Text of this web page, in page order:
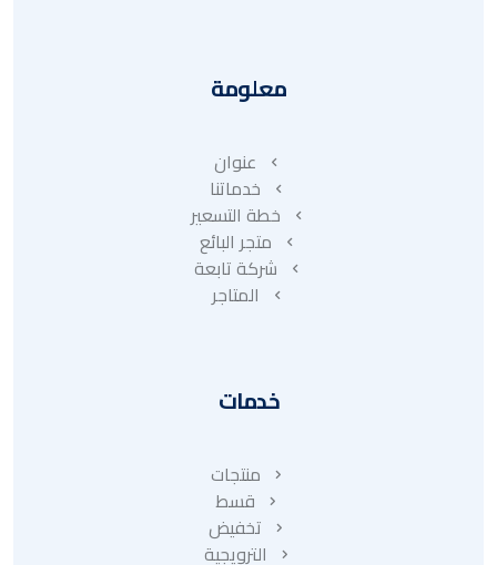
معلومة
عنوان
خدماتنا
خطة التسعير
متجر البائع
شركة تابعة
المتاجر
خدمات
منتجات
قسط
تخفيض
الترويجية